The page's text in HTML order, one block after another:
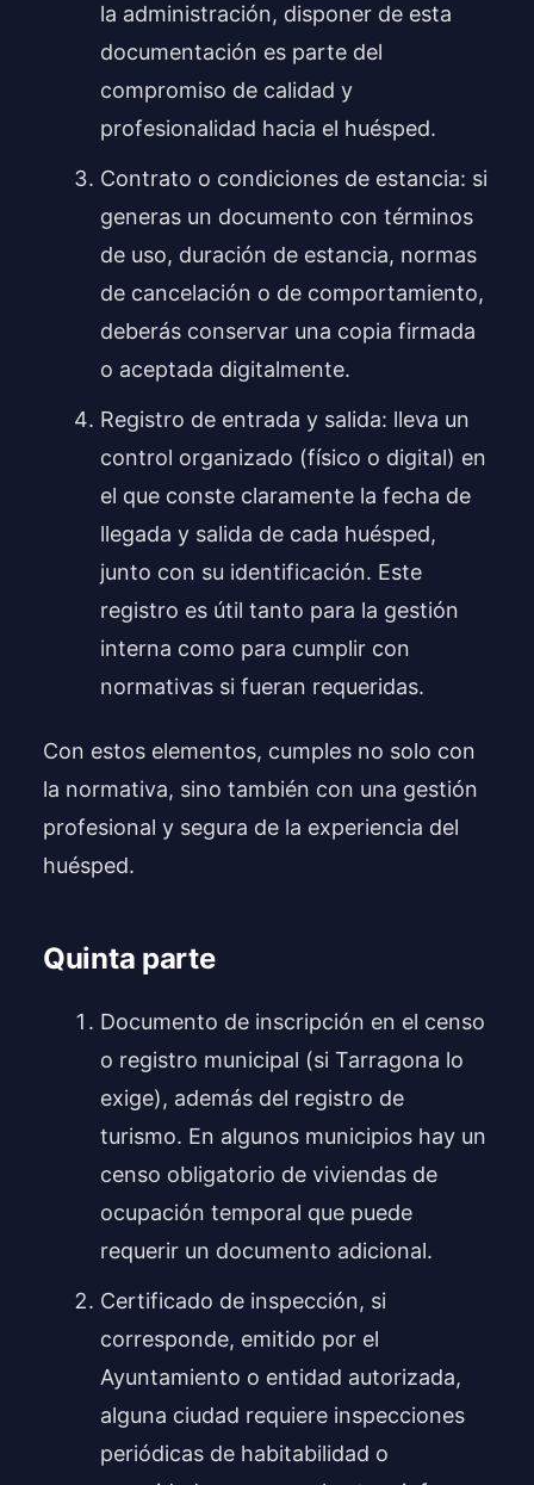
la administración, disponer de esta
documentación es parte del
compromiso de calidad y
profesionalidad hacia el huésped.
Contrato o condiciones de estancia: si
generas un documento con términos
de uso, duración de estancia, normas
de cancelación o de comportamiento,
deberás conservar una copia firmada
o aceptada digitalmente.
Registro de entrada y salida: lleva un
control organizado (físico o digital) en
el que conste claramente la fecha de
llegada y salida de cada huésped,
junto con su identificación. Este
registro es útil tanto para la gestión
interna como para cumplir con
normativas si fueran requeridas.
Con estos elementos, cumples no solo con
la normativa, sino también con una gestión
profesional y segura de la experiencia del
huésped.
Quinta parte
Documento de inscripción en el censo
o registro municipal (si Tarragona lo
exige), además del registro de
turismo. En algunos municipios hay un
censo obligatorio de viviendas de
ocupación temporal que puede
requerir un documento adicional.
Certificado de inspección, si
corresponde, emitido por el
Ayuntamiento o entidad autorizada,
alguna ciudad requiere inspecciones
periódicas de habitabilidad o